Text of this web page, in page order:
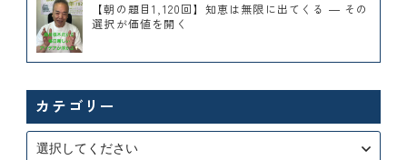
【朝の題目1,120回】知恵は無限に出てくる ― その
選択が価値を開く
カテゴリー